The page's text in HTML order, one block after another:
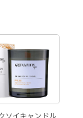
ソイキャンドル